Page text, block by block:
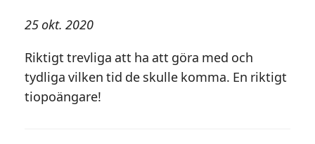
25 okt. 2020
Riktigt trevliga att ha att göra med och
tydliga vilken tid de skulle komma. En riktigt
tiopoängare!